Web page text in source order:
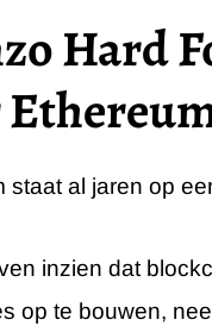
Hard
staat al jaren op
inzien dat
op te bouwen,